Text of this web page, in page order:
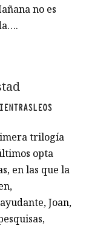
no es
trilogía
opta
en las que la
Joan,